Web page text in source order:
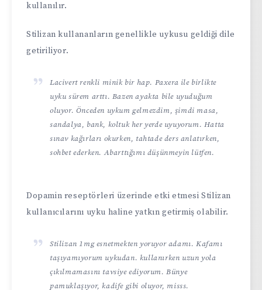
kullanılır.
Stilizan kullananların genellikle uykusu geldiği dile
getiriliyor.
Lacivert renkli minik bir hap. Paxera ile birlikte
uyku sürem arttı. Bazen ayakta bile uyuduğum
oluyor. Önceden uykum gelmezdim, şimdi masa,
sandalya, bank, koltuk her yerde uyuyorum. Hatta
sınav kağırları okurken, tahtade ders anlatırken,
sohbet ederken. Abarttığımı düşünmeyin lütfen.
Dopamin reseptörleri üzerinde etki etmesi Stilizan
kullanıcılarını uyku haline yatkın getirmiş olabilir.
Stilizan 1mg esnetmekten yoruyor adamı. Kafamı
taşıyamıyorum uykudan. kullanırken uzun yola
çıkılmamasını tavsiye ediyorum. Bünye
pamuklaşıyor, kadife gibi oluyor, misss.